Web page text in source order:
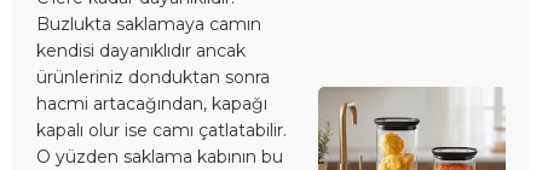
Buzlukta saklamaya camın
kendisi dayanıklıdır ancak
ürünleriniz donduktan sonra
hacmi artacağından, kapağı
kapalı olur ise camı çatlatabilir.
O yüzden saklama kabının bu